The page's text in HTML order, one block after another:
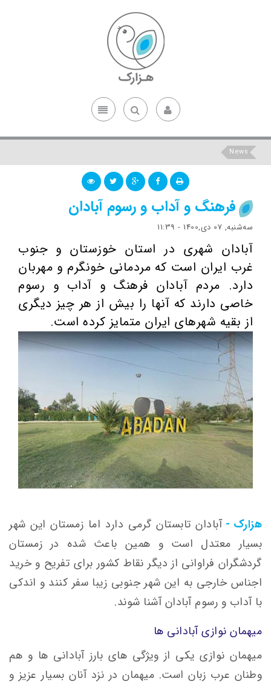
News
فرهنگ و آداب و رسوم آبادان
ﺳﻪشنبه, 07 دی,1400 - 11:39
آبادان شهری در استان خوزستان و جنوب
غرب ایران است که مردمانی خونگرم و مهربان
دارد. مردم آبادان فرهنگ و آداب و رسوم
خاصی دارند که آنها را بیش از هر چیز دیگری
از بقیه شهرهای ایران متمایز کرده است.
هزارک - آبادان تابستان گرمی دارد اما زمستان این شهر
بسیار معتدل است و همین باعث شده در زمستان
گردشگران فراوانی از دیگر نقاط کشور برای تفریح و خرید
اجناس خارجی به این شهر جنوبی زیبا سفر کنند و اندکی
با آداب و رسوم آبادان آشنا شوند.
میهمان نوازی آبادانی ها
میهمان نوازی یکی از ویژگی های بارز آبادانی ها و هم
وطنان عرب زبان است. میهمان در نزد آنان بسیار عزیز و